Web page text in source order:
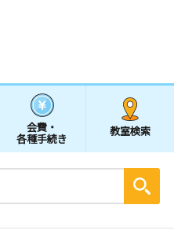
会費・
各種手続き
教室検索